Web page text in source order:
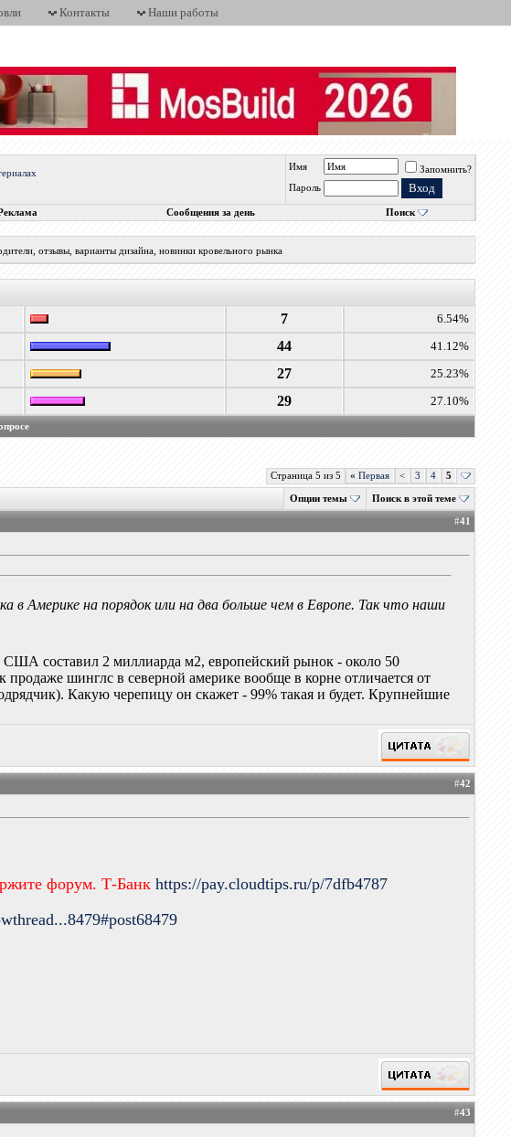
Контакты Наши работы
Имя
Запомнить?
Пароль
Сообщения за день Поиск
отзывы, варианты дизайна, новинки кровельного рынка
7 6.54%
44 41.12%
27 25.23%
29 27.10%
Страница 5 из 5 « Первая < 3 4 5
Опции темы Поиск в этой теме
#41
Америке на порядок или на два больше чем в Европе. Так что наши
составил 2 миллиарда м2, европейский рынок - около 50
шинглс в северной америке вообще в корне отличается от
Какую черепицу он скажет - 99% такая и будет. Крупнейшие
#42
форум. Т-Банкhttps://pay.cloudtips.ru/p/7dfb4787
#43